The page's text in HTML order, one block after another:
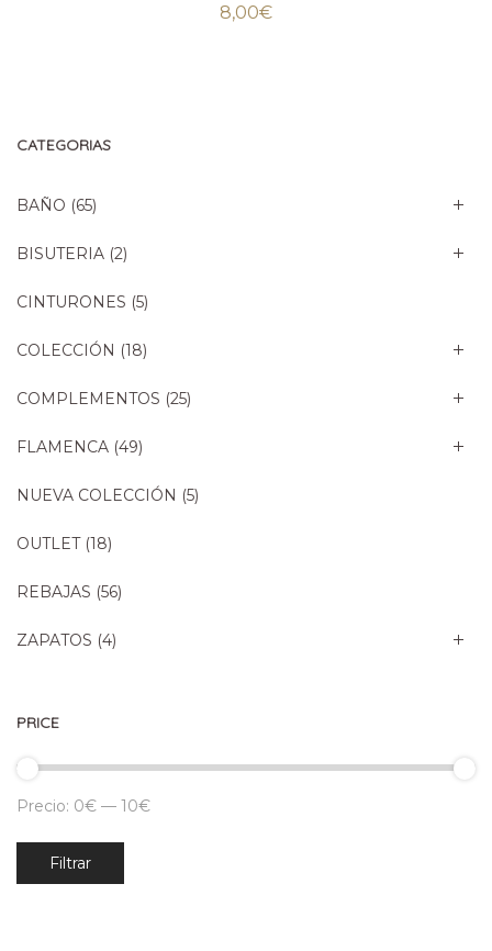
8,00€
CATEGORIAS
BAÑO (65)
BISUTERIA (2)
CINTURONES (5)
COLECCIÓN (18)
COMPLEMENTOS (25)
FLAMENCA (49)
NUEVA COLECCIÓN (5)
OUTLET (18)
REBAJAS (56)
ZAPATOS (4)
PRICE
Precio
mínimo
Precio
máximo
Filtrar
Precio: 0€ — 10€